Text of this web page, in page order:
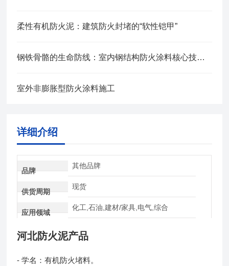
柔性有机防火泥：建筑防火封堵的“软性铠甲”
钢铁骨骼的生命防线：室内钢结构防火涂料核心技术解析
室外非膨胀型防火涂料施工
详细介绍
品牌
其他品牌
供货周期
现货
应用领域
化工,石油,建材/家具,电气,综合
河北防火泥产品
- 学名：有机防火堵料。